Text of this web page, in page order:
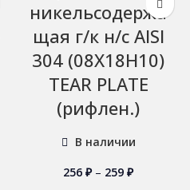
никельсодержа
щая г/к н/с AISI
304 (08Х18Н10)
TEAR PLATE
(рифлен.)
В наличии
256₽ – 259₽